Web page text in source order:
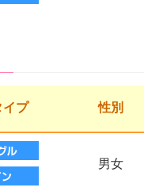
イプ 性別
男女